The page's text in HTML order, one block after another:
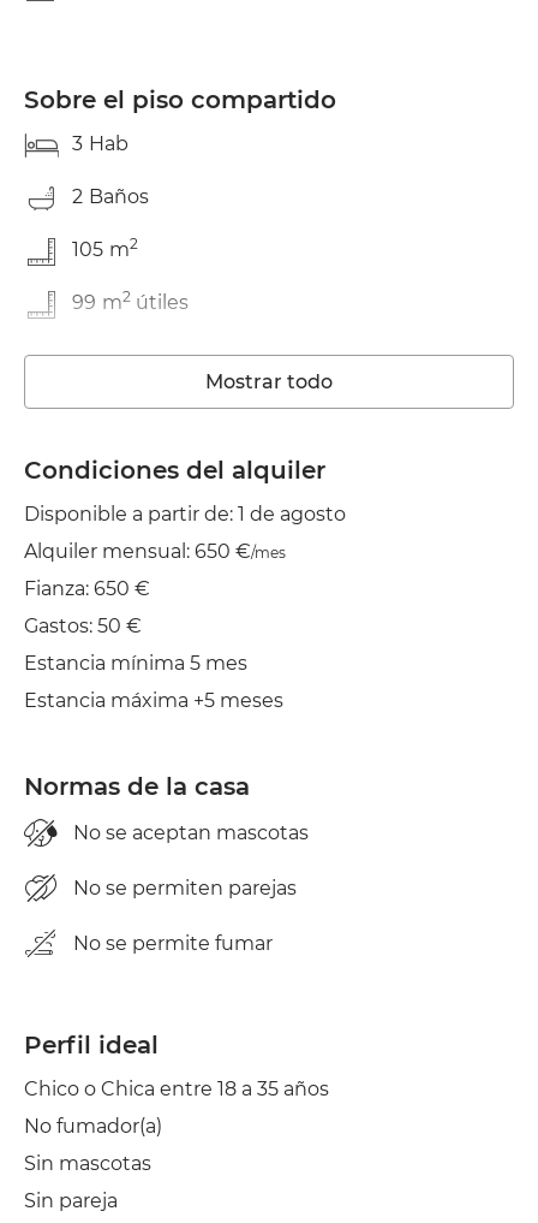
Sobre el piso compartido
3 Hab
2 Baños
105 m2
99 m2 útiles
Reformado
Lavadora
Wifi
TV
Balcón
Tendedero
Aire acond.
Mostrar todo
Condiciones del alquiler
Disponible a partir de: 1 de agosto
Alquiler mensual: 650 €/mes
Fianza: 650 €
Gastos: 50 €
Estancia mínima 5 mes
Estancia máxima +5 meses
Normas de la casa
No se aceptan mascotas
No se permiten parejas
No se permite fumar
Perfil ideal
Chico o Chica entre 18 a 35 años
No fumador(a)
Sin mascotas
Sin pareja